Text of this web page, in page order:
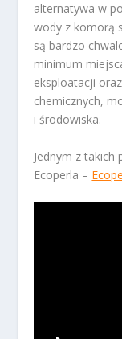
alternatywa w
wody z komorą
są bardzo
minimum
eksploatacji
chemicznych,
i środowiska.
Jednym z
Ecoperla –